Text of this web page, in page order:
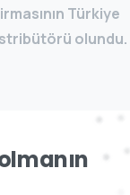
Türkiye
olundu.